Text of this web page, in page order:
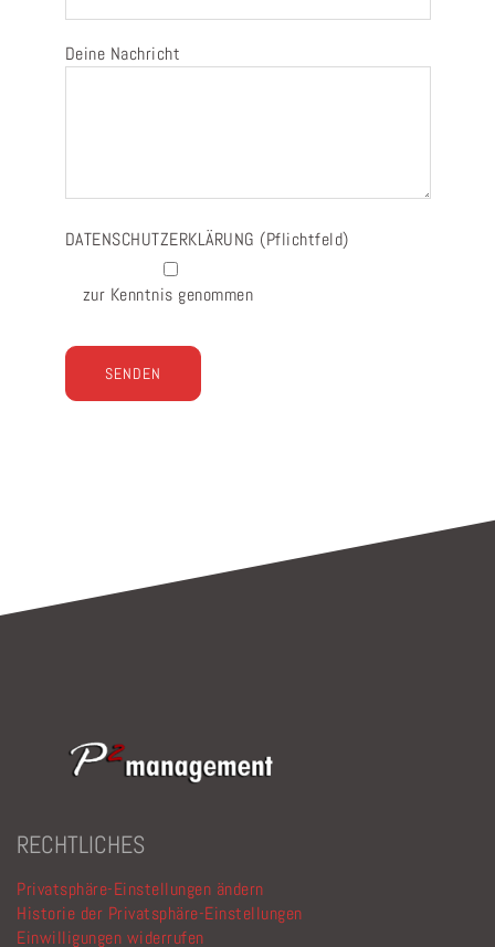
Deine Nachricht
DATENSCHUTZERKLÄRUNG (Pflichtfeld)
zur Kenntnis genommen
RECHTLICHES
Privatsphäre-Einstellungen ändern
Historie der Privatsphäre-Einstellungen
Einwilligungen widerrufen